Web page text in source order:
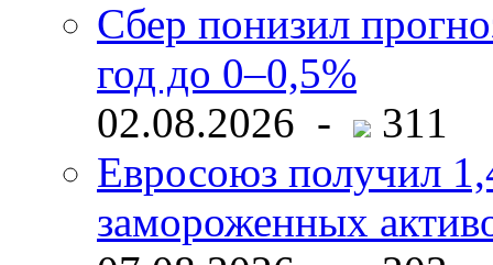
Сбер понизил
год до 0–0,5%
02.08.2026 -
311
Евросоюз получил
замороженных